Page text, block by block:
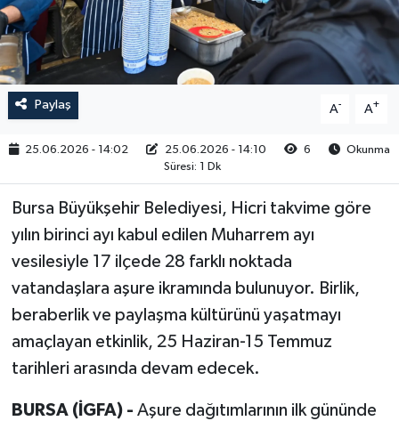
Paylaş A- A+
25.06.2026 - 14:02 25.06.2026 - 14:10 6
Okunma
Süresi: 1 Dk
Bursa Büyükşehir Belediyesi, Hicri takvime göre
yılın birinci ayı kabul edilen Muharrem ayı
vesilesiyle 17 ilçede 28 farklı noktada
vatandaşlara aşure ikramında bulunuyor. Birlik,
beraberlik ve paylaşma kültürünü yaşatmayı
amaçlayan etkinlik, 25 Haziran-15 Temmuz
tarihleri arasında devam edecek.
BURSA (İGFA) - Aşure dağıtımlarının ilk gününde
RESMİ İLAN